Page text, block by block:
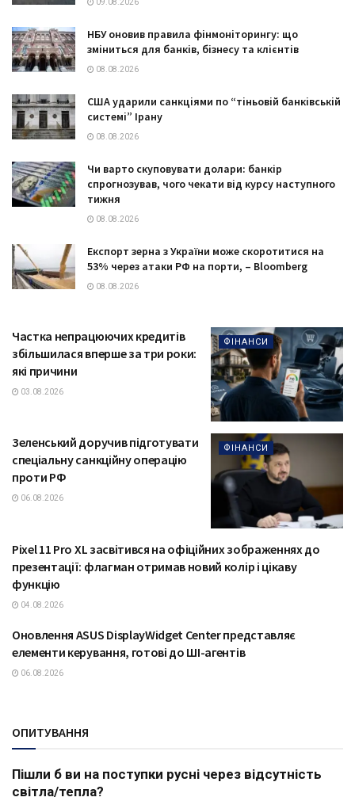
09.08.2026
НБУ оновив правила фінмоніторингу: що
зміниться для банків, бізнесу та клієнтів
08.08.2026
США ударили санкціями по “тіньовій банківській
системі” Ірану
08.08.2026
Чи варто скуповувати долари: банкір
спрогнозував, чого чекати від курсу наступного
тижня
08.08.2026
Експорт зерна з України може скоротитися на
53% через атаки РФ на порти, – Bloomberg
08.08.2026
ФІНАНСИ
Частка непрацюючих кредитів
збільшилася вперше за три роки:
які причини
03.08.2026
ФІНАНСИ
Зеленський доручив підготувати
спеціальну санкційну операцію
проти РФ
06.08.2026
ТЕХНОЛОГІЇ
Pixel 11 Pro XL засвітився на офіційних зображеннях до
презентації: флагман отримав новий колір і цікаву
функцію
04.08.2026
ТЕХНОЛОГІЇ
Оновлення ASUS DisplayWidget Center представляє
елементи керування, готові до ШІ-агентів
06.08.2026
ОПИТУВАННЯ
Пішли б ви на поступки русні через відсутність
світла/тепла?